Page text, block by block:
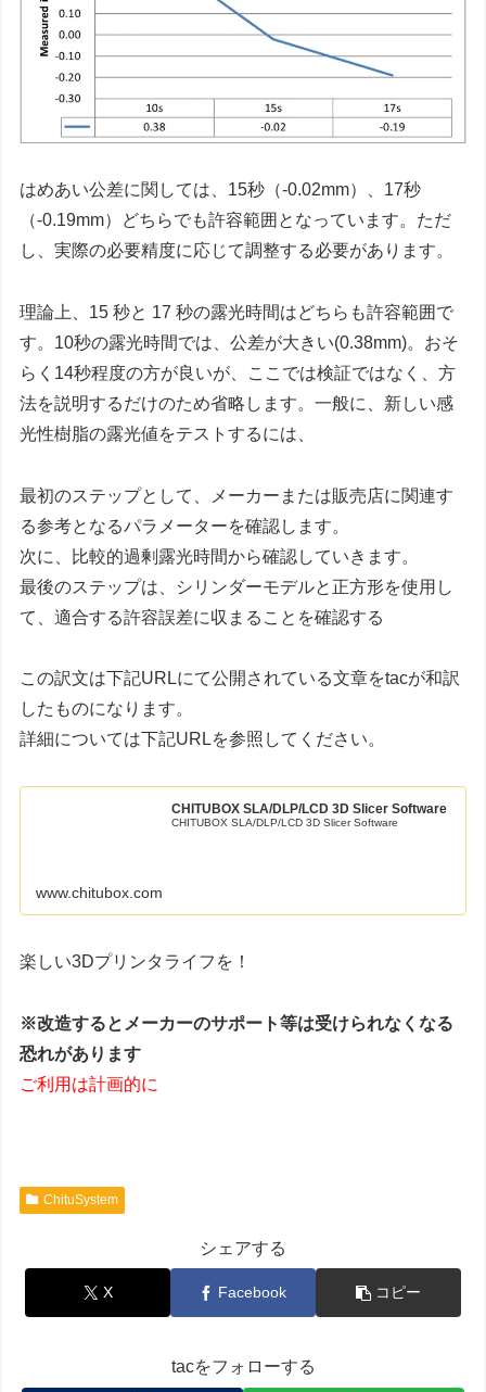
はめあい公差に関しては、15秒（-0.02mm）、17秒
（-0.19mm）どちらでも許容範囲となっています。ただ
し、実際の必要精度に応じて調整する必要があります。
理論上、15 秒と 17 秒の露光時間はどちらも許容範囲で
す。10秒の露光時間では、公差が大きい(0.38mm)。おそ
らく14秒程度の方が良いが、ここでは検証ではなく、方
法を説明するだけのため省略します。一般に、新しい感
光性樹脂の露光値をテストするには、
最初のステップとして、メーカーまたは販売店に関連す
る参考となるパラメーターを確認します。
次に、比較的過剰露光時間から確認していきます。
最後のステップは、シリンダーモデルと正方形を使用し
て、適合する許容誤差に収まることを確認する
この訳文は下記URLにて公開されている文章をtacが和訳
したものになります。
詳細については下記URLを参照してください。
CHITUBOX SLA/DLP/LCD 3D Slicer Software
CHITUBOX SLA/DLP/LCD 3D Slicer Software
www.chitubox.com
楽しい3Dプリンタライフを！
※改造するとメーカーのサポート等は受けられなくなる
恐れがあります
ご利用は計画的に
ChituSystem
シェアする
X Facebook コピー
tacをフォローする